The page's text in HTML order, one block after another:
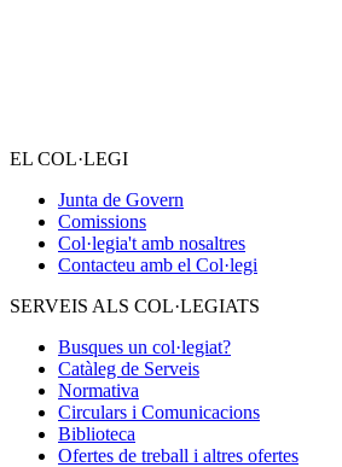
EL COL·LEGI
Junta de Govern
Comissions
Col·legia't amb nosaltres
Contacteu amb el Col·legi
SERVEIS ALS COL·LEGIATS
Busques un col·legiat?
Catàleg de Serveis
Normativa
Circulars i Comunicacions
Biblioteca
Ofertes de treball i altres ofertes